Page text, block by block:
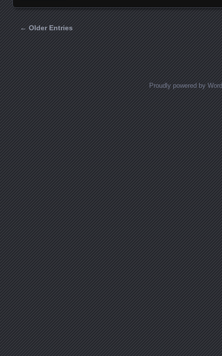
← Older Entries
Proudly powered by